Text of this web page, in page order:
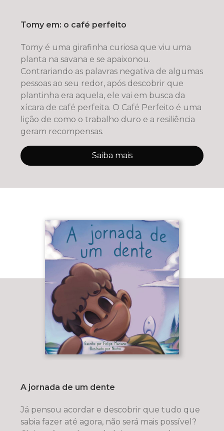
Tomy em: o café perfeito
Tomy é uma girafinha curiosa que viu uma
planta na savana e se apaixonou.
Contrariando as palavras negativa de algumas
pessoas ao seu redor, após descobrir que
plantinha era aquela, ele vai em busca da
xícara de café perfeita. O Café Perfeito é uma
lição de como o trabalho duro e a resiliência
geram recompensas.
Saiba mais
A jornada de um dente
Já pensou acordar e descobrir que tudo que
sabia fazer até agora, não será mais possível?